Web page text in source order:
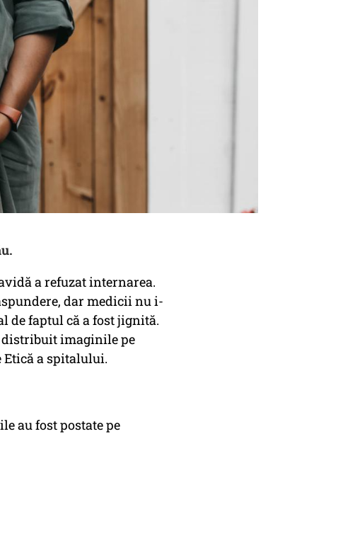
a refuzat internarea.
dar medicii nu i-
de faptul că a fost jignită.
distribuit imaginile pe
Etică a spitalului.
au fost postate pe